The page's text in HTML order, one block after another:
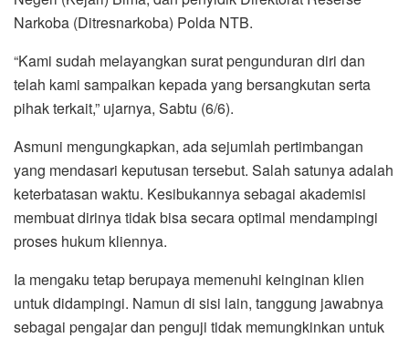
Narkoba (Ditresnarkoba) Polda NTB.
“Kami sudah melayangkan surat pengunduran diri dan
telah kami sampaikan kepada yang bersangkutan serta
pihak terkait,” ujarnya, Sabtu (6/6).
Asmuni mengungkapkan, ada sejumlah pertimbangan
yang mendasari keputusan tersebut. Salah satunya adalah
keterbatasan waktu. Kesibukannya sebagai akademisi
membuat dirinya tidak bisa secara optimal mendampingi
proses hukum kliennya.
Ia mengaku tetap berupaya memenuhi keinginan klien
untuk didampingi. Namun di sisi lain, tanggung jawabnya
sebagai pengajar dan penguji tidak memungkinkan untuk